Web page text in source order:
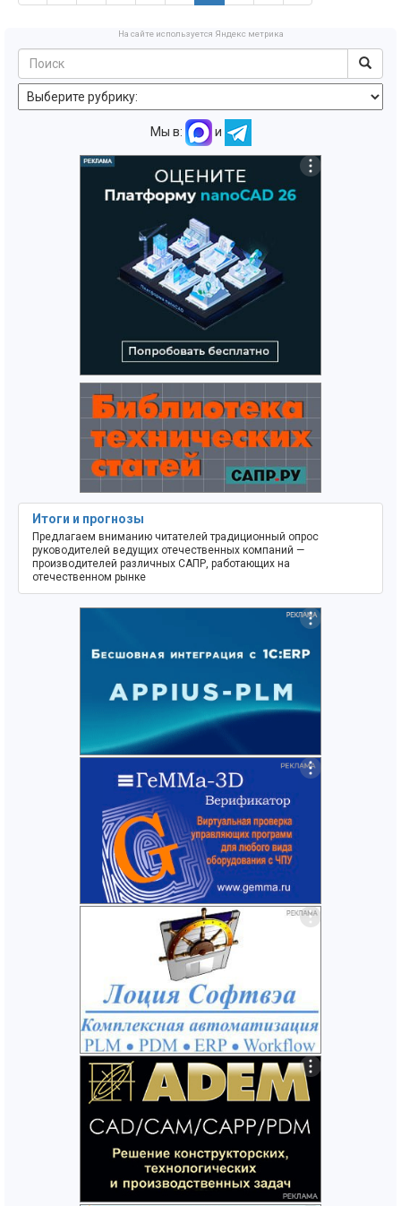
На сайте используется Яндекс метрика
Мы в: и
Итоги и прогнозы
Предлагаем вниманию читателей традиционный опрос
руководителей ведущих отечественных компаний —
производителей различных САПР, работающих на
отечественном рынке